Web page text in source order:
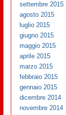
settembre 2015
agosto 2015
luglio 2015
giugno 2015
maggio 2015
aprile 2015
marzo 2015
febbraio 2015
gennaio 2015
dicembre 2014
novembre 2014